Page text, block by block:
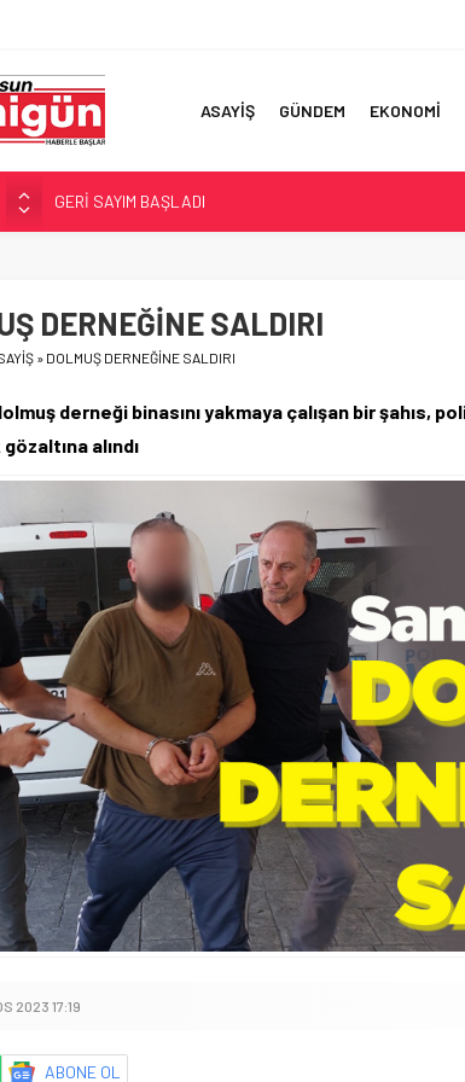
ASAYİŞ GÜNDEM EKONOMİ
GERİ SAYIM BAŞLADI
SAMSUNSPOR’DA HEDEF 5’İNCİLİK!
İŞTE FINDIK FİYATI!
YÖNETİCİ SEÇERKEN YAPILAN EN BÜYÜK HATALAR
DERNEĞİNE SALDIRI
» DOLMUŞ DERNEĞİNE SALDIRI
derneği binasını yakmaya çalışan bir şahıs,
alındı
2023 17:19
ABONE OL